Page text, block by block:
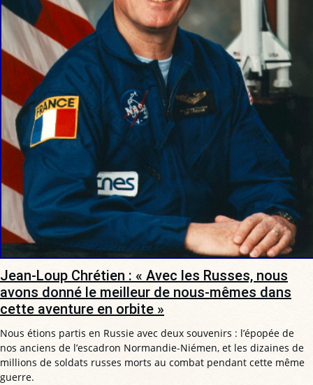
Jean-Loup Chrétien : « Avec les Russes, nous
avons donné le meilleur de nous-mêmes dans
cette aventure en orbite »
Nous étions partis en Russie avec deux souvenirs : l’épopée de
nos anciens de l’escadron Normandie-Niémen, et les dizaines de
millions de soldats russes morts au combat pendant cette même
guerre.